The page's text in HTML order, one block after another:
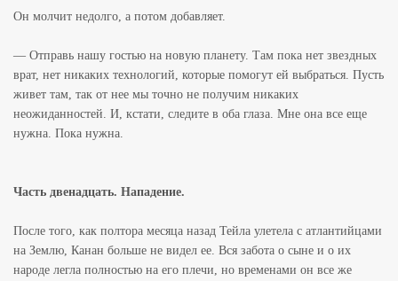
Он молчит недолго, а потом добавляет.
— Отправь нашу гостью на новую планету. Там пока нет звездных
врат, нет никаких технологий, которые помогут ей выбраться. Пусть
живет там, так от нее мы точно не получим никаких
неожиданностей. И, кстати, следите в оба глаза. Мне она все еще
нужна. Пока нужна.
Часть двенадцать. Нападение.
После того, как полтора месяца назад Тейла улетела с атлантийцами
на Землю, Канан больше не видел ее. Вся забота о сыне и о их
народе легла полностью на его плечи, но временами он все же